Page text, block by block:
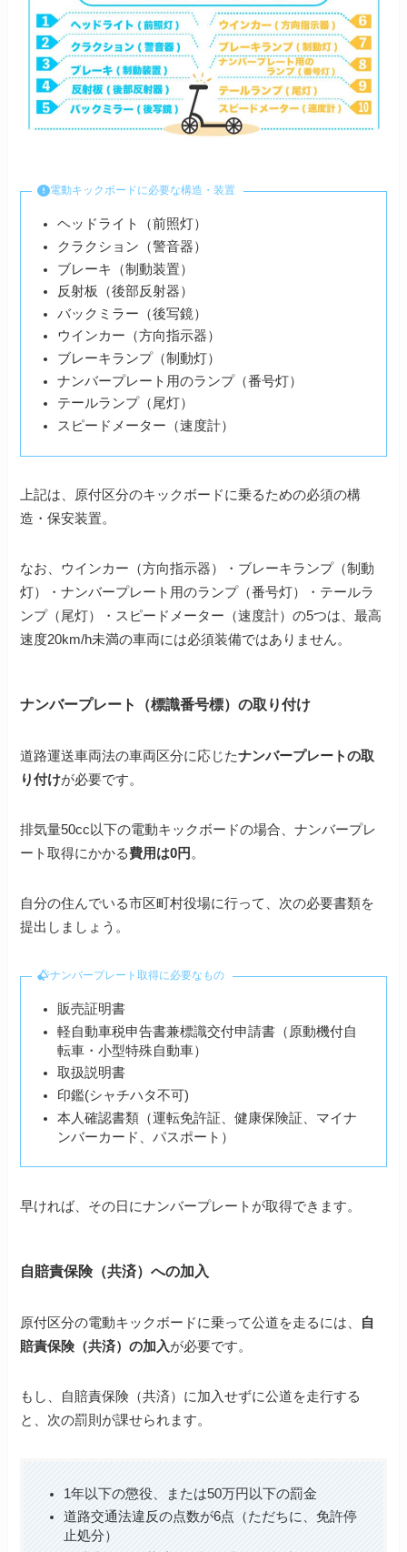
電動キックボードに必要な構造・装置
ヘッドライト（前照灯）
クラクション（警音器）
ブレーキ（制動装置）
反射板（後部反射器）
バックミラー（後写鏡）
ウインカー（方向指示器）
ブレーキランプ（制動灯）
ナンバープレート用のランプ（番号灯）
テールランプ（尾灯）
スピードメーター（速度計）
上記は、原付区分のキックボードに乗るための必須の構
造・保安装置。
なお、ウインカー（方向指示器）・ブレーキランプ（制動
灯）・ナンバープレート用のランプ（番号灯）・テールラ
ンプ（尾灯）・スピードメーター（速度計）の5つは、最高
速度20km/h未満の車両には必須装備ではありません。
ナンバープレート（標識番号標）の取り付け
道路運送車両法の車両区分に応じたナンバープレートの取
り付けが必要です。
排気量50cc以下の電動キックボードの場合、ナンバープレ
ート取得にかかる費用は0円 。
自分の住んでいる市区町村役場に行って、次の必要書類を
提出しましょう。
ナンバープレート取得に必要なもの
販売証明書
軽自動車税申告書兼標識交付申請書（原動機付自
転車・小型特殊自動車）
取扱説明書
印鑑(シャチハタ不可)
本人確認書類（運転免許証、健康保険証、マイナ
ンバーカード、パスポート）
早ければ、その日にナンバープレートが取得できます。
自賠責保険（共済）への加入
原付区分の電動キックボードに乗って公道を走るには、
自
賠責保険（共済）の加入が必要です。
もし、自賠責保険（共済）に加入せずに公道を走行する
と、次の罰則が課せられます。
1年以下の懲役、または50万円以下の罰金
道路交通法違反の点数が6点（ただちに、免許停
止処分）